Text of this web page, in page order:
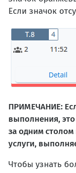
Если значок
ПРИМЕЧАНИЕ:
выполнения, это
за одним
услуги,
Чтобы узнать